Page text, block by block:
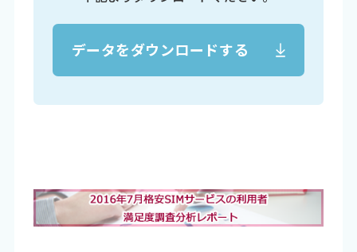
データをダウンロードする